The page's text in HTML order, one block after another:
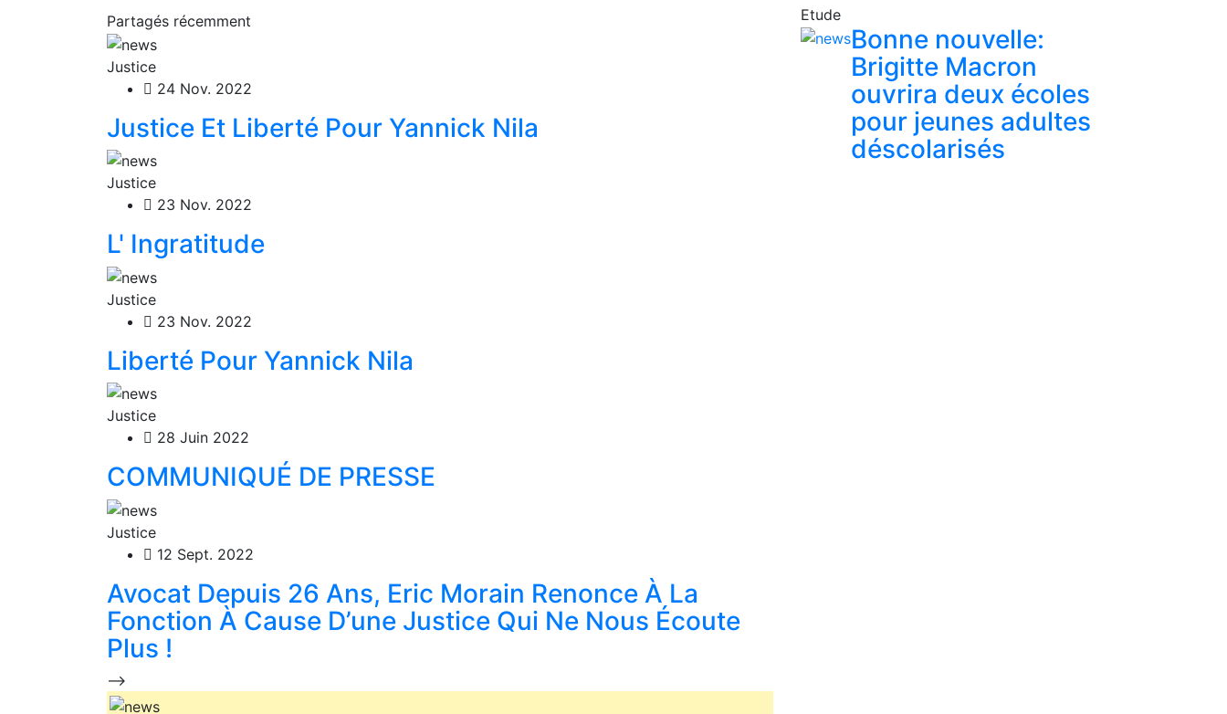
Partagés récemment
Justice
24 Nov. 2022
Justice Et Liberté Pour Yannick Nila
Justice
23 Nov. 2022
L' Ingratitude
Justice
23 Nov. 2022
Liberté Pour Yannick Nila
Justice
28 Juin 2022
COMMUNIQUÉ DE PRESSE
Justice
12 Sept. 2022
Avocat Depuis 26 Ans, Eric Morain Renonce À La
Fonction À Cause D’une Justice Qui Ne Nous Écoute
Plus !
-->
Etude
Bonne nouvelle:
Brigitte Macron
ouvrira deux écoles
pour jeunes adultes
déscolarisés